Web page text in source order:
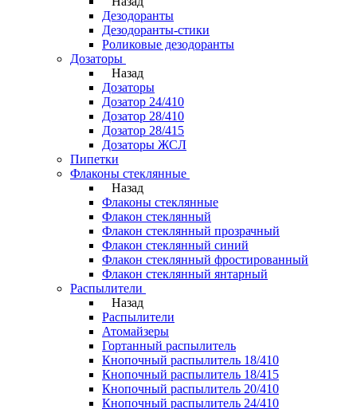
Дезодоранты
Дезодоранты-стики
Роликовые дезодоранты
Дозаторы
Назад
Дозаторы
Дозатор 24/410
Дозатор 28/410
Дозатор 28/415
Дозаторы ЖСЛ
Пипетки
Флаконы стеклянные
Назад
Флаконы стеклянные
Флакон стеклянный
Флакон стеклянный прозрачный
Флакон стеклянный синий
Флакон стеклянный фростированный
Флакон стеклянный янтарный
Распылители
Назад
Распылители
Атомайзеры
Гортанный распылитель
Кнопочный распылитель 18/410
Кнопочный распылитель 18/415
Кнопочный распылитель 20/410
Кнопочный распылитель 24/410